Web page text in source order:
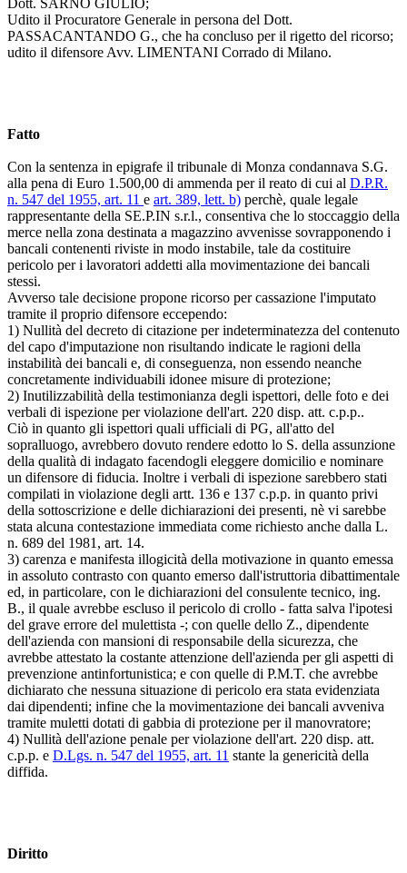
Udito il Procuratore Generale in persona del Dott.
PASSACANTANDO G., che ha concluso per il rigetto del ricorso;
udito il difensore Avv. LIMENTANI Corrado di Milano.
Fatto
Con la sentenza in epigrafe il tribunale di Monza condannava S.G.
alla pena di Euro 1.500,00 di ammenda per il reato di cui al D.P.R.
n. 547 del 1955, art. 11 e art. 389, lett. b) perchè, quale legale
rappresentante della SE.P.IN s.r.l., consentiva che lo stoccaggio della
merce nella zona destinata a magazzino avvenisse sovrapponendo i
bancali contenenti riviste in modo instabile, tale da costituire
pericolo per i lavoratori addetti alla movimentazione dei bancali
stessi.
Avverso tale decisione propone ricorso per cassazione l'imputato
tramite il proprio difensore eccependo:
1) Nullità del decreto di citazione per indeterminatezza del contenuto
del capo d'imputazione non risultando indicate le ragioni della
instabilità dei bancali e, di conseguenza, non essendo neanche
concretamente individuabili idonee misure di protezione;
2) Inutilizzabilità della testimonianza degli ispettori, delle foto e dei
verbali di ispezione per violazione dell'art. 220 disp. att. c.p.p..
Ciò in quanto gli ispettori quali ufficiali di PG, all'atto del
sopralluogo, avrebbero dovuto rendere edotto lo S. della assunzione
della qualità di indagato facendogli eleggere domicilio e nominare
un difensore di fiducia. Inoltre i verbali di ispezione sarebbero stati
compilati in violazione degli artt. 136 e 137 c.p.p. in quanto privi
della sottoscrizione e delle dichiarazioni dei presenti, nè vi sarebbe
stata alcuna contestazione immediata come richiesto anche dalla L.
n. 689 del 1981, art. 14.
3) carenza e manifesta illogicità della motivazione in quanto emessa
in assoluto contrasto con quanto emerso dall'istruttoria dibattimentale
ed, in particolare, con le dichiarazioni del consulente tecnico, ing.
B., il quale avrebbe escluso il pericolo di crollo - fatta salva l'ipotesi
del grave errore del mulettista -; con quelle dello Z., dipendente
dell'azienda con mansioni di responsabile della sicurezza, che
avrebbe attestato la costante attenzione dell'azienda per gli aspetti di
prevenzione antinfortunistica; e con quelle di P.M.T. che avrebbe
dichiarato che nessuna situazione di pericolo era stata evidenziata
dai dipendenti; infine che la movimentazione dei bancali avveniva
tramite muletti dotati di gabbia di protezione per il manovratore;
4) Nullità dell'azione penale per violazione dell'art. 220 disp. att.
c.p.p. e D.Lgs. n. 547 del 1955, art. 11 stante la genericità della
diffida.
Diritto